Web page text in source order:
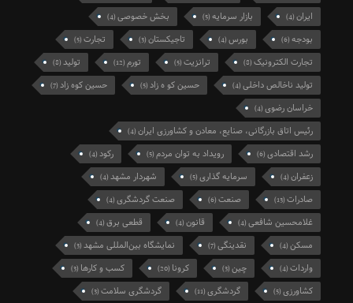
ایران(4) بازار سرمایه(5) بخش خصوصی(4)
بودجه(6) بورس(4) تاجیکستان(3) تجارت(5)
تجارت الکترونیک(8) ترانزیت(5) تورم(12) تولید(8)
تولید ناخالص داخلی(4) حسین کو ه زاد(5) حسین کوه زاد(7)
خراسان رضوی(4)
رئیس اتاق بازرگانی، صنایع، معادن و کشاورزی ایران(4)
رشد اقتصادی(6) رویداد به توان مردم(5) رکود(4)
زعفران(4) سرمایه گذاری(5) شهردار مشهد(4)
صادرات(13) صنعت(6) صنعت گردشگری(4)
غلامحسین شافعی(4) قانون(4) قطعی برق(4)
مسکن(4) نقدینگی(7) نمایشگاه بین‌المللی مشهد(3)
واردات(4) چین(3) کرونا (20) کسب و کارها (3)
کشاورزی(5) گردشگری(11) گردشگری سلامت(3)